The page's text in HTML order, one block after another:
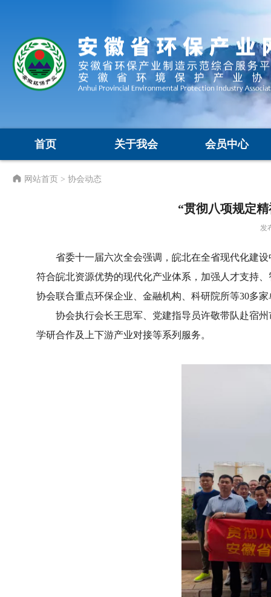
首页 关于我会 会员中心
网站首页 > 协会动态
“贯彻八项规定
发
省委十一届六次全会强调，皖北在全省现代化建设
符合皖北资源优势的现代化产业体系，加强人才支持
协会联合重点环保企业、金融机构、科研院所等30多
协会执行会长王思军、党建指导员许敬带队赴宿州
学研合作及上下游产业对接等系列服务。